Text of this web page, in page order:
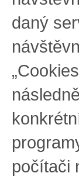
daný
počítači